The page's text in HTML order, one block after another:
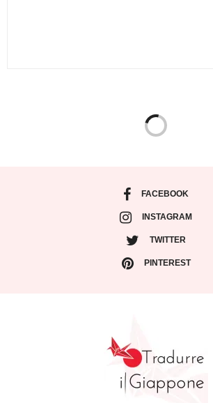
FACEBOOK
INSTAGRAM
TWITTER
PINTEREST